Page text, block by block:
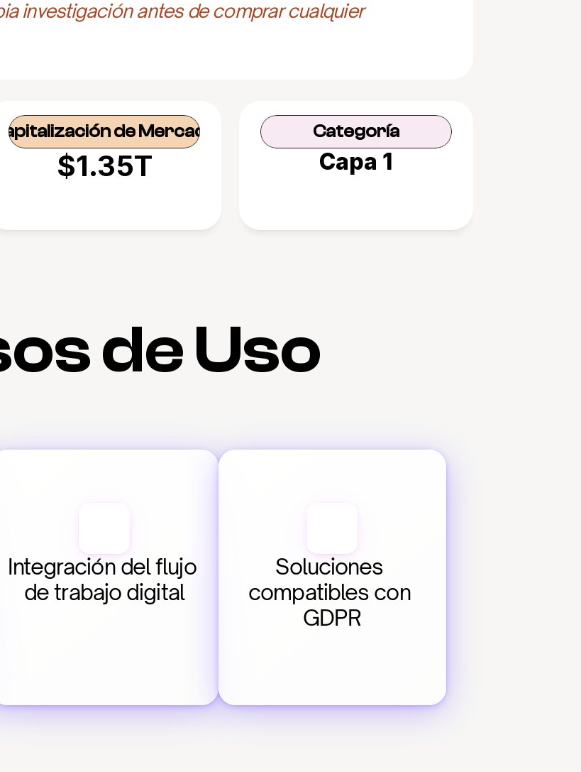
investigación antes de comprar cualquier
Capitalización de Mercado
$1.35T
Categoría
Capa 1
de Uso
Integración del flujo
de trabajo digital
Soluciones
compatibles con
GDPR